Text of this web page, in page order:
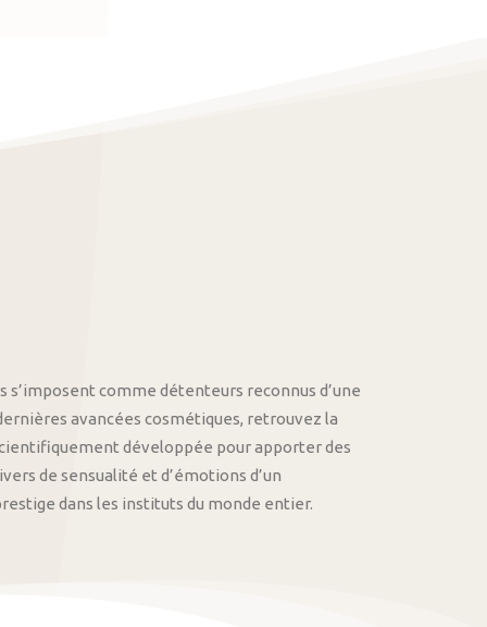
s’imposent comme détenteurs reconnus d’une
avancées cosmétiques, retrouvez la
développée pour apporter des
de sensualité et d’émotions d’un
dans les instituts du monde entier.